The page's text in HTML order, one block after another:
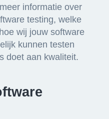
informatie over
testing, welke
wij jouw software
kunnen testen
doet aan kwaliteit.